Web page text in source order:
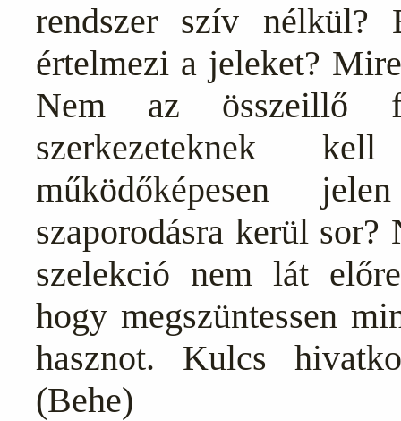
rendszer szív
értelmezi a jeleket?
Nem az összeillő
szerkezeteknek
működőképesen
szaporodásra kerül sor?
szelekció nem lát
hogy megszüntessen
hasznot. Kulcs
(Behe)